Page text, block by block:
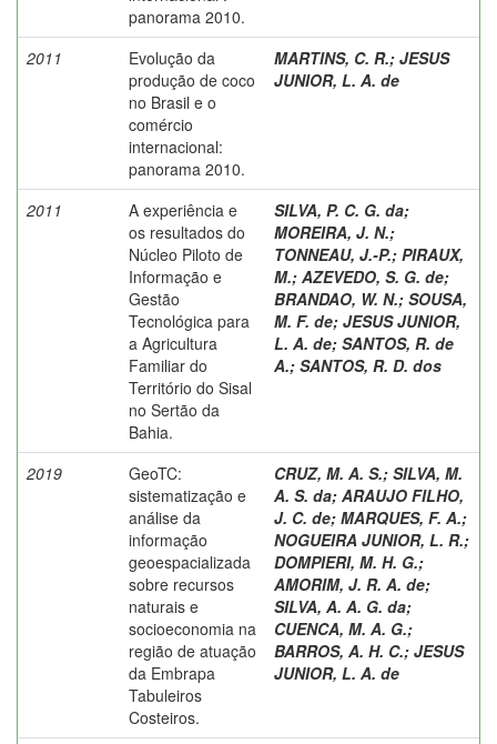
panorama 2010.
2011
Evolução da
produção de coco
no Brasil e o
comércio
internacional:
panorama 2010.
MARTINS, C. R.; JESUS
JUNIOR, L. A. de
2011
A experiência e
os resultados do
Núcleo Piloto de
Informação e
Gestão
Tecnológica para
a Agricultura
Familiar do
Território do Sisal
no Sertão da
Bahia.
SILVA, P. C. G. da;
MOREIRA, J. N.;
TONNEAU, J.-P.; PIRAUX,
M.; AZEVEDO, S. G. de;
BRANDAO, W. N.; SOUSA,
M. F. de; JESUS JUNIOR,
L. A. de; SANTOS, R. de
A.; SANTOS, R. D. dos
2019
GeoTC:
sistematização e
análise da
informação
geoespacializada
sobre recursos
naturais e
socioeconomia na
região de atuação
da Embrapa
Tabuleiros
Costeiros.
CRUZ, M. A. S.; SILVA, M.
A. S. da; ARAUJO FILHO,
J. C. de; MARQUES, F. A.;
NOGUEIRA JUNIOR, L. R.;
DOMPIERI, M. H. G.;
AMORIM, J. R. A. de;
SILVA, A. A. G. da;
CUENCA, M. A. G.;
BARROS, A. H. C.; JESUS
JUNIOR, L. A. de